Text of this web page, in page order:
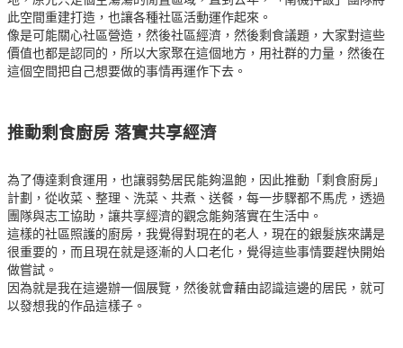
此空間重建打造，也讓各種社區活動運作起來。
像是可能關心社區營造，然後社區經濟，然後剩食議題，大家對這些
價值也都是認同的，所以大家聚在這個地方，用社群的力量，然後在
這個空間把自己想要做的事情再運作下去。
推動剩食廚房 落實共享經濟
為了傳達剩食運用，也讓弱勢居民能夠溫飽，因此推動「剩食廚房」
計劃，從收菜、整理、洗菜、共煮、送餐，每一步驟都不馬虎，透過
團隊與志工協助，讓共享經濟的觀念能夠落實在生活中。
這樣的社區照護的廚房，我覺得對現在的老人，現在的銀髮族來講是
很重要的，而且現在就是逐漸的人口老化，覺得這些事情要趕快開始
做嘗試。
因為就是我在這邊辦一個展覽，然後就會藉由認識這邊的居民，就可
以發想我的作品這樣子。